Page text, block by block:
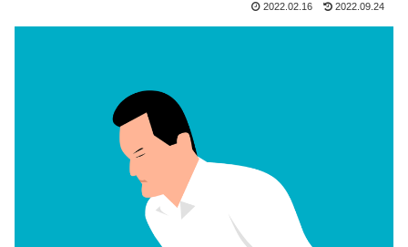
2022.02.16 2022.09.24